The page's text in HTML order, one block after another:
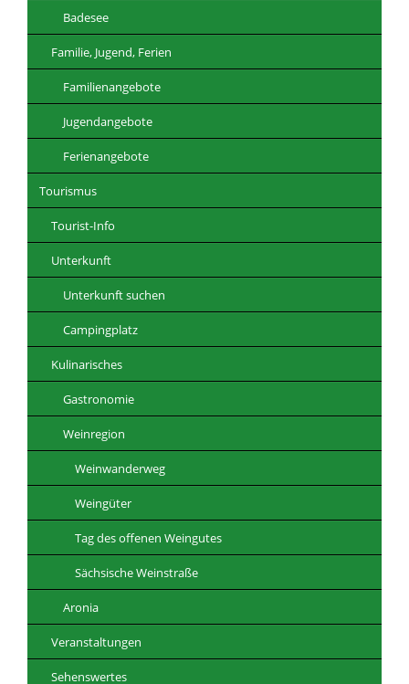
Badesee
Familie, Jugend, Ferien
Familienangebote
Jugendangebote
Ferienangebote
Tourismus
Tourist-Info
Unterkunft
Unterkunft suchen
Campingplatz
Kulinarisches
Gastronomie
Weinregion
Weinwanderweg
Weingüter
Tag des offenen Weingutes
Sächsische Weinstraße
Aronia
Veranstaltungen
Sehenswertes